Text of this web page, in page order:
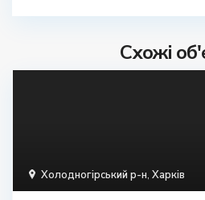
Схожі
Холодногірський р-н, Харків